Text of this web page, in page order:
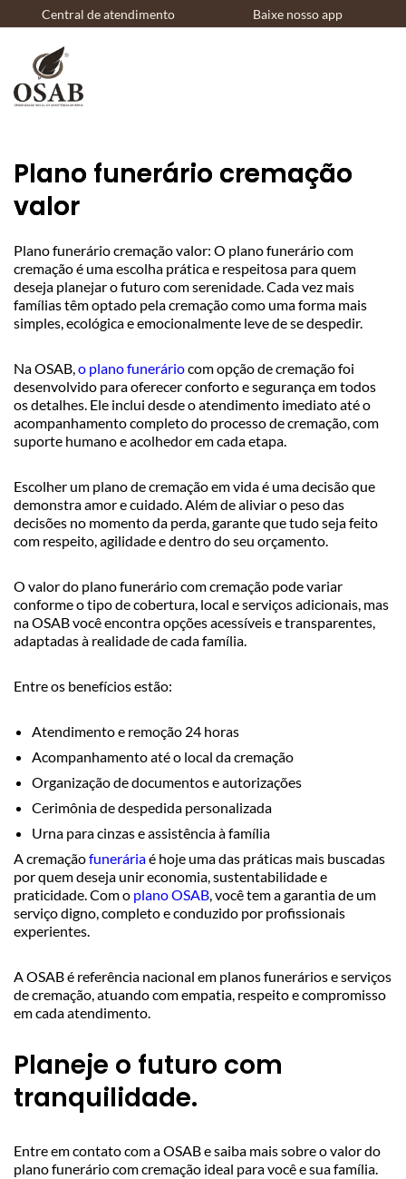
Central de atendimento Baixe nosso app
Plano funerário cremação
valor
Plano funerário cremação valor: O plano funerário com
cremação é uma escolha prática e respeitosa para quem
deseja planejar o futuro com serenidade. Cada vez mais
famílias têm optado pela cremação como uma forma mais
simples, ecológica e emocionalmente leve de se despedir.
Na OSAB,o plano funeráriocom opção de cremação foi
desenvolvido para oferecer conforto e segurança em todos
os detalhes. Ele inclui desde o atendimento imediato até o
acompanhamento completo do processo de cremação, com
suporte humano e acolhedor em cada etapa.
Escolher um plano de cremação em vida é uma decisão que
demonstra amor e cuidado. Além de aliviar o peso das
decisões no momento da perda, garante que tudo seja feito
com respeito, agilidade e dentro do seu orçamento.
O valor do plano funerário com cremação pode variar
conforme o tipo de cobertura, local e serviços adicionais, mas
na OSAB você encontra opções acessíveis e transparentes,
adaptadas à realidade de cada família.
Entre os benefícios estão:
Atendimento e remoção 24 horas
Acompanhamento até o local da cremação
Organização de documentos e autorizações
Cerimônia de despedida personalizada
Urna para cinzas e assistência à família
A cremaçãofuneráriaé hoje uma das práticas mais buscadas
por quem deseja unir economia, sustentabilidade e
praticidade. Com o plano OSAB, você tem a garantia de um
serviço digno, completo e conduzido por profissionais
experientes.
A OSAB é referência nacional em planos funerários e serviços
de cremação, atuando com empatia, respeito e compromisso
em cada atendimento.
Planeje o futuro com
tranquilidade.
Entre em contato com a OSAB e saiba mais sobre o valor do
plano funerário com cremação ideal para você e sua família.